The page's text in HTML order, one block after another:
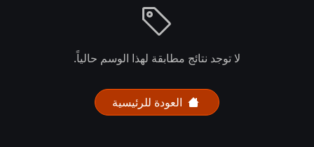
لا توجد نتائج مطابقة لهذا الوسم حالياً.
العودة للرئيسية